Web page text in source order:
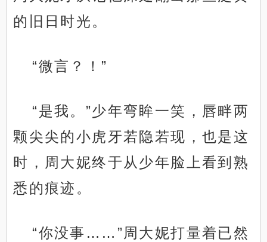
的旧日时光。
“微言？！”
“是我。”少年弯眸一笑，唇畔两
颗尖尖的小虎牙若隐若现，也是这
时，周大妮终于从少年脸上看到熟
悉的痕迹。
“你没事……”周大妮打量着已然